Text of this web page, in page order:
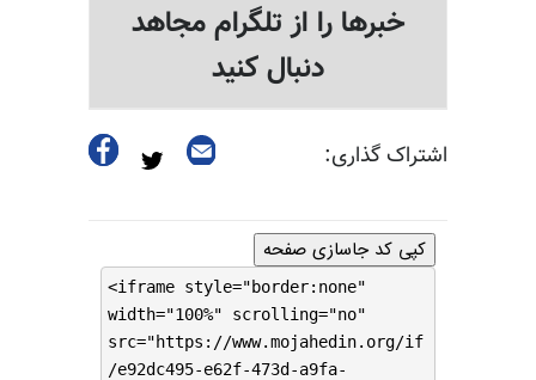
خبرها را از تلگرام مجاهد
دنبال کنید
اشتراک گذاری:
کپی کد جاسازی صفحه
<iframe style="border:none"
width="100%" scrolling="no"
src="https://www.mojahedin.org/if
/e92dc495-e62f-473d-a9fa-